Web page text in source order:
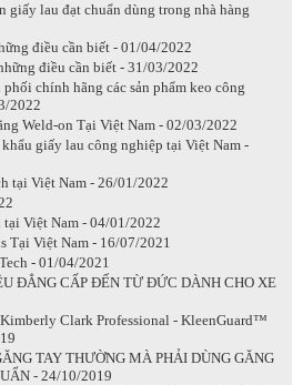
giấy lau đạt chuẩn dùng trong nhà hàng
điều cần biết - 01/04/2022
điều cần biết - 31/03/2022
chính hãng các sản phẩm keo công
2022
Weld-on Tại Việt Nam - 02/03/2022
giấy lau công nghiệp tại Việt Nam -
tại Việt Nam - 26/01/2022
Việt Nam - 04/01/2022
Tại Việt Nam - 16/07/2021
- 01/04/2021
ĐẲNG CẤP ĐẾN TỪ ĐỨC DÀNH CHO XE
Clark Professional - KleenGuard™
TAY THƯỜNG MÀ PHẢI DÙNG GĂNG
- 24/10/2019